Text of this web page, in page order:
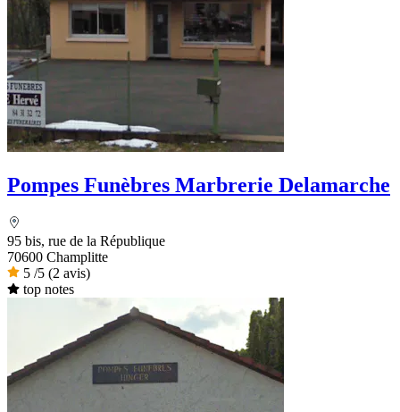
Pompes Funèbres Marbrerie Delamarche
95 bis, rue de la République
70600 Champlitte
5 /5 (2 avis)
top notes